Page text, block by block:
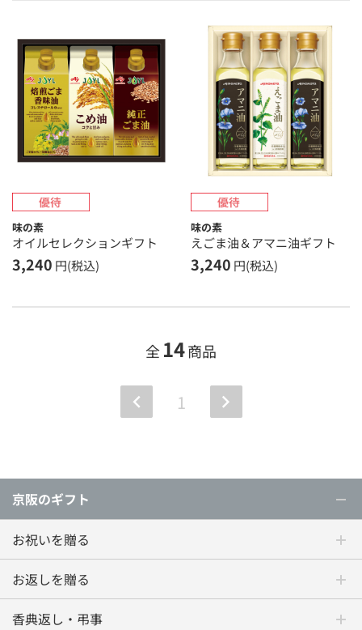
京阪のギフト
お祝いを贈る
お返しを贈る
香典返し・弔事
味の素
オイルセレクションギフト
3,240 円(税込)
味の素
えごま油＆アマニ油ギフト
3,240 円(税込)
全14商品
1